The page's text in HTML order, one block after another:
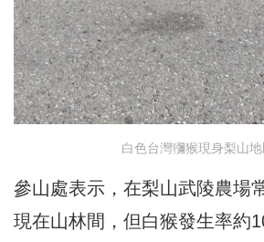
白色台灣獼猴現身梨山地
參山處表示，在梨山武陵農場
現在山林間，但白猴發生率約